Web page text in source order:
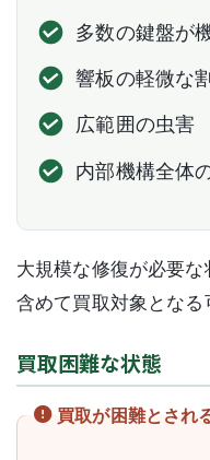
多数の鍵盤が
響板の軽微な
広範囲の虫害
内部機構全体
大規模な修復が必要
含めて買取対象となる
買取困難な状態
買取が困難とされ